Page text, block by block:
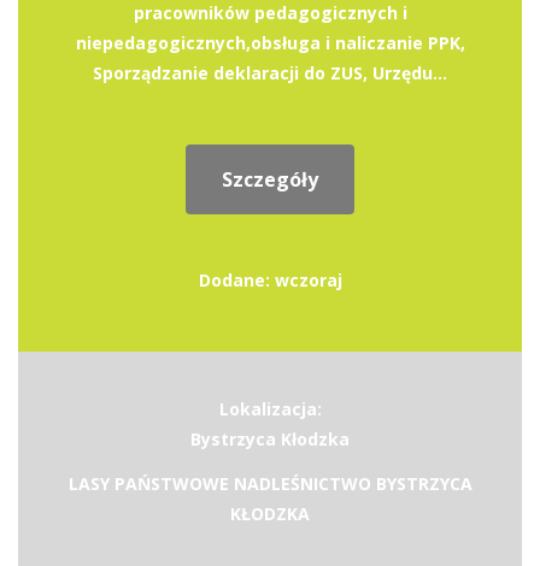
pracowników pedagogicznych i
niepedagogicznych,obsługa i naliczanie PPK,
Sporządzanie deklaracji do ZUS, Urzędu...
Szczegóły
Dodane: wczoraj
Lokalizacja:
Bystrzyca Kłodzka
LASY PAŃSTWOWE NADLEŚNICTWO BYSTRZYCA
KŁODZKA